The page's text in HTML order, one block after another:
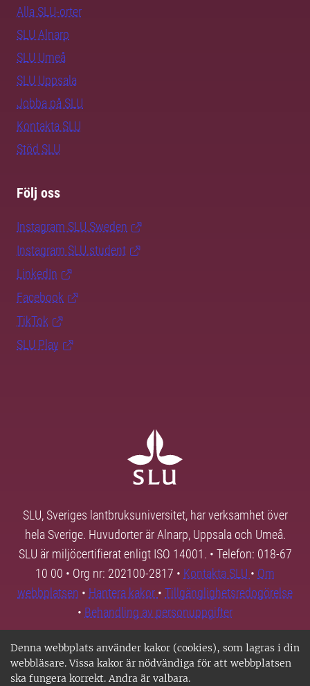
Denna webbplats använder kakor (cookies), som lagras i din
webbläsare. Vissa kakor är nödvändiga för att webbplatsen
ska fungera korrekt. Andra är valbara.
Alla SLU-orter
SLU Alnarp
SLU Umeå
SLU Uppsala
Jobba på SLU
Kontakta SLU
Stöd SLU
Följ oss
Instagram SLU.Sweden
Instagram SLU.student
LinkedIn
Facebook
TikTok
SLU Play
SLU, Sveriges lantbruksuniversitet, har verksamhet över
hela Sverige. Huvudorter är Alnarp, Uppsala och Umeå.
SLU är miljöcertifierat enligt ISO 14001. • Telefon: 018-67
10 00 • Org nr: 202100-2817 • Kontakta SLU • Om
webbplatsen • Hantera kakor • Tillgänglighetsredogörelse
• Behandling av personuppgifter